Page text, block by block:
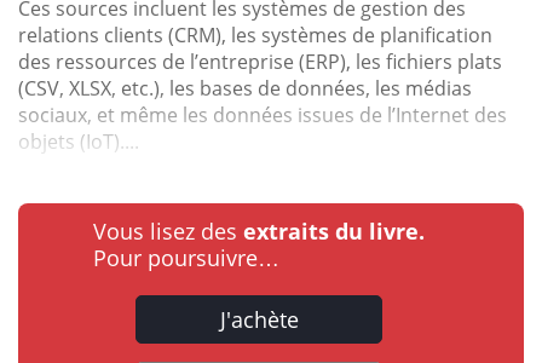
Ces sources incluent les systèmes de gestion des
relations clients (CRM), les systèmes de planification
des ressources de l’entreprise (ERP), les fichiers plats
(CSV, XLSX, etc.), les bases de données, les médias
sociaux, et même les données issues de l’Internet des
objets (IoT)....
Vous lisez des extraits du livre.
Pour poursuivre…
J'achète